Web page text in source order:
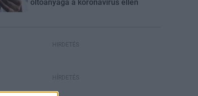
oltóanyaga a koronavírus ellen
HIRDETÉS
HÍRDETÉS